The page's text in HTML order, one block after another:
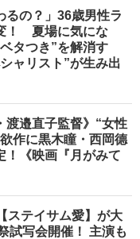
るの？」36歳男性ラ
！ 夏場に気にな
タつき”を解消す
ャリスト”が生み出
渡邉直子監督》“女性
作に黒木瞳・西岡德
！《映画『月がみて
ステイサム愛】が大
試写会開催！ 主演も